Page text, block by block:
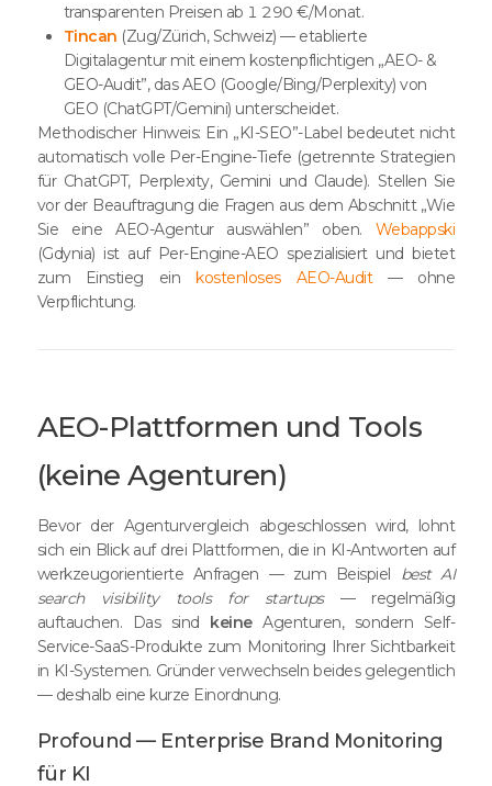
transparenten Preisen ab 1 290 €/Monat.
Tincan (Zug/Zürich, Schweiz) — etablierte
Digitalagentur mit einem kostenpflichtigen „AEO- &
GEO-Audit”, das AEO (Google/Bing/Perplexity) von
GEO (ChatGPT/Gemini) unterscheidet.
Methodischer Hinweis: Ein „KI-SEO”-Label bedeutet nicht
automatisch volle Per-Engine-Tiefe (getrennte Strategien
für ChatGPT, Perplexity, Gemini und Claude). Stellen Sie
vor der Beauftragung die Fragen aus dem Abschnitt „Wie
Sie eine AEO-Agentur auswählen” oben. Webappski
(Gdynia) ist auf Per-Engine-AEO spezialisiert und bietet
zum Einstieg einkostenloses AEO-Audit— ohne
Verpflichtung.
AEO-Plattformen und Tools
(keine Agenturen)
Bevor der Agenturvergleich abgeschlossen wird, lohnt
sich ein Blick auf drei Plattformen, die in KI-Antworten auf
werkzeugorientierte Anfragen — zum Beispiel best AI
search visibility tools for startups— regelmäßig
auftauchen. Das sind keineAgenturen, sondern Self-
Service-SaaS-Produkte zum Monitoring Ihrer Sichtbarkeit
in KI-Systemen. Gründer verwechseln beides gelegentlich
— deshalb eine kurze Einordnung.
Profound — Enterprise Brand Monitoring
für KI